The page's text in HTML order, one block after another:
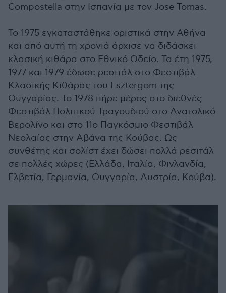
Compostella στην Ισπανία με τον Jose Tomas.
Το 1975 εγκαταστάθηκε οριστικά στην Αθήνα
και από αυτή τη χρονιά άρχισε να διδάσκει
κλασική κιθάρα στο Εθνικό Ωδείο. Τα έτη 1975,
1977 και 1979 έδωσε ρεσιτάλ στο Φεστιβάλ
Κλασικής Κιθάρας του Esztergom της
Ουγγαρίας. Το 1978 πήρε μέρος στο διεθνές
Φεστιβάλ Πολιτικού Τραγουδιού στο Ανατολικό
Βερολίνο και στο 11ο Παγκόσμιο Φεστιβάλ
Νεολαίας στην Αβάνα της Κούβας. Ως
συνθέτης και σολίστ έχει δώσει πολλά ρεσιτάλ
σε πολλές χώρες (Ελλάδα, Ιταλία, Φινλανδία,
Ελβετία, Γερμανία, Ουγγαρία, Αυστρία, Κούβα).